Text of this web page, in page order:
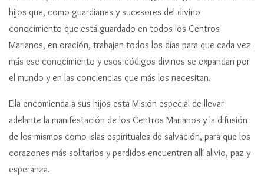
hijos que, como guardianes y sucesores del divino
conocimiento que está guardado en todos los Centros
Marianos, en oración, trabajen todos los días para que cada vez
más ese conocimiento y esos códigos divinos se expandan por
el mundo y en las conciencias que más los necesitan.
Ella encomienda a sus hijos esta Misión especial de llevar
adelante la manifestación de los Centros Marianos y la difusión
de los mismos como islas espirituales de salvación, para que los
corazones más solitarios y perdidos encuentren allí alivio, paz y
esperanza.